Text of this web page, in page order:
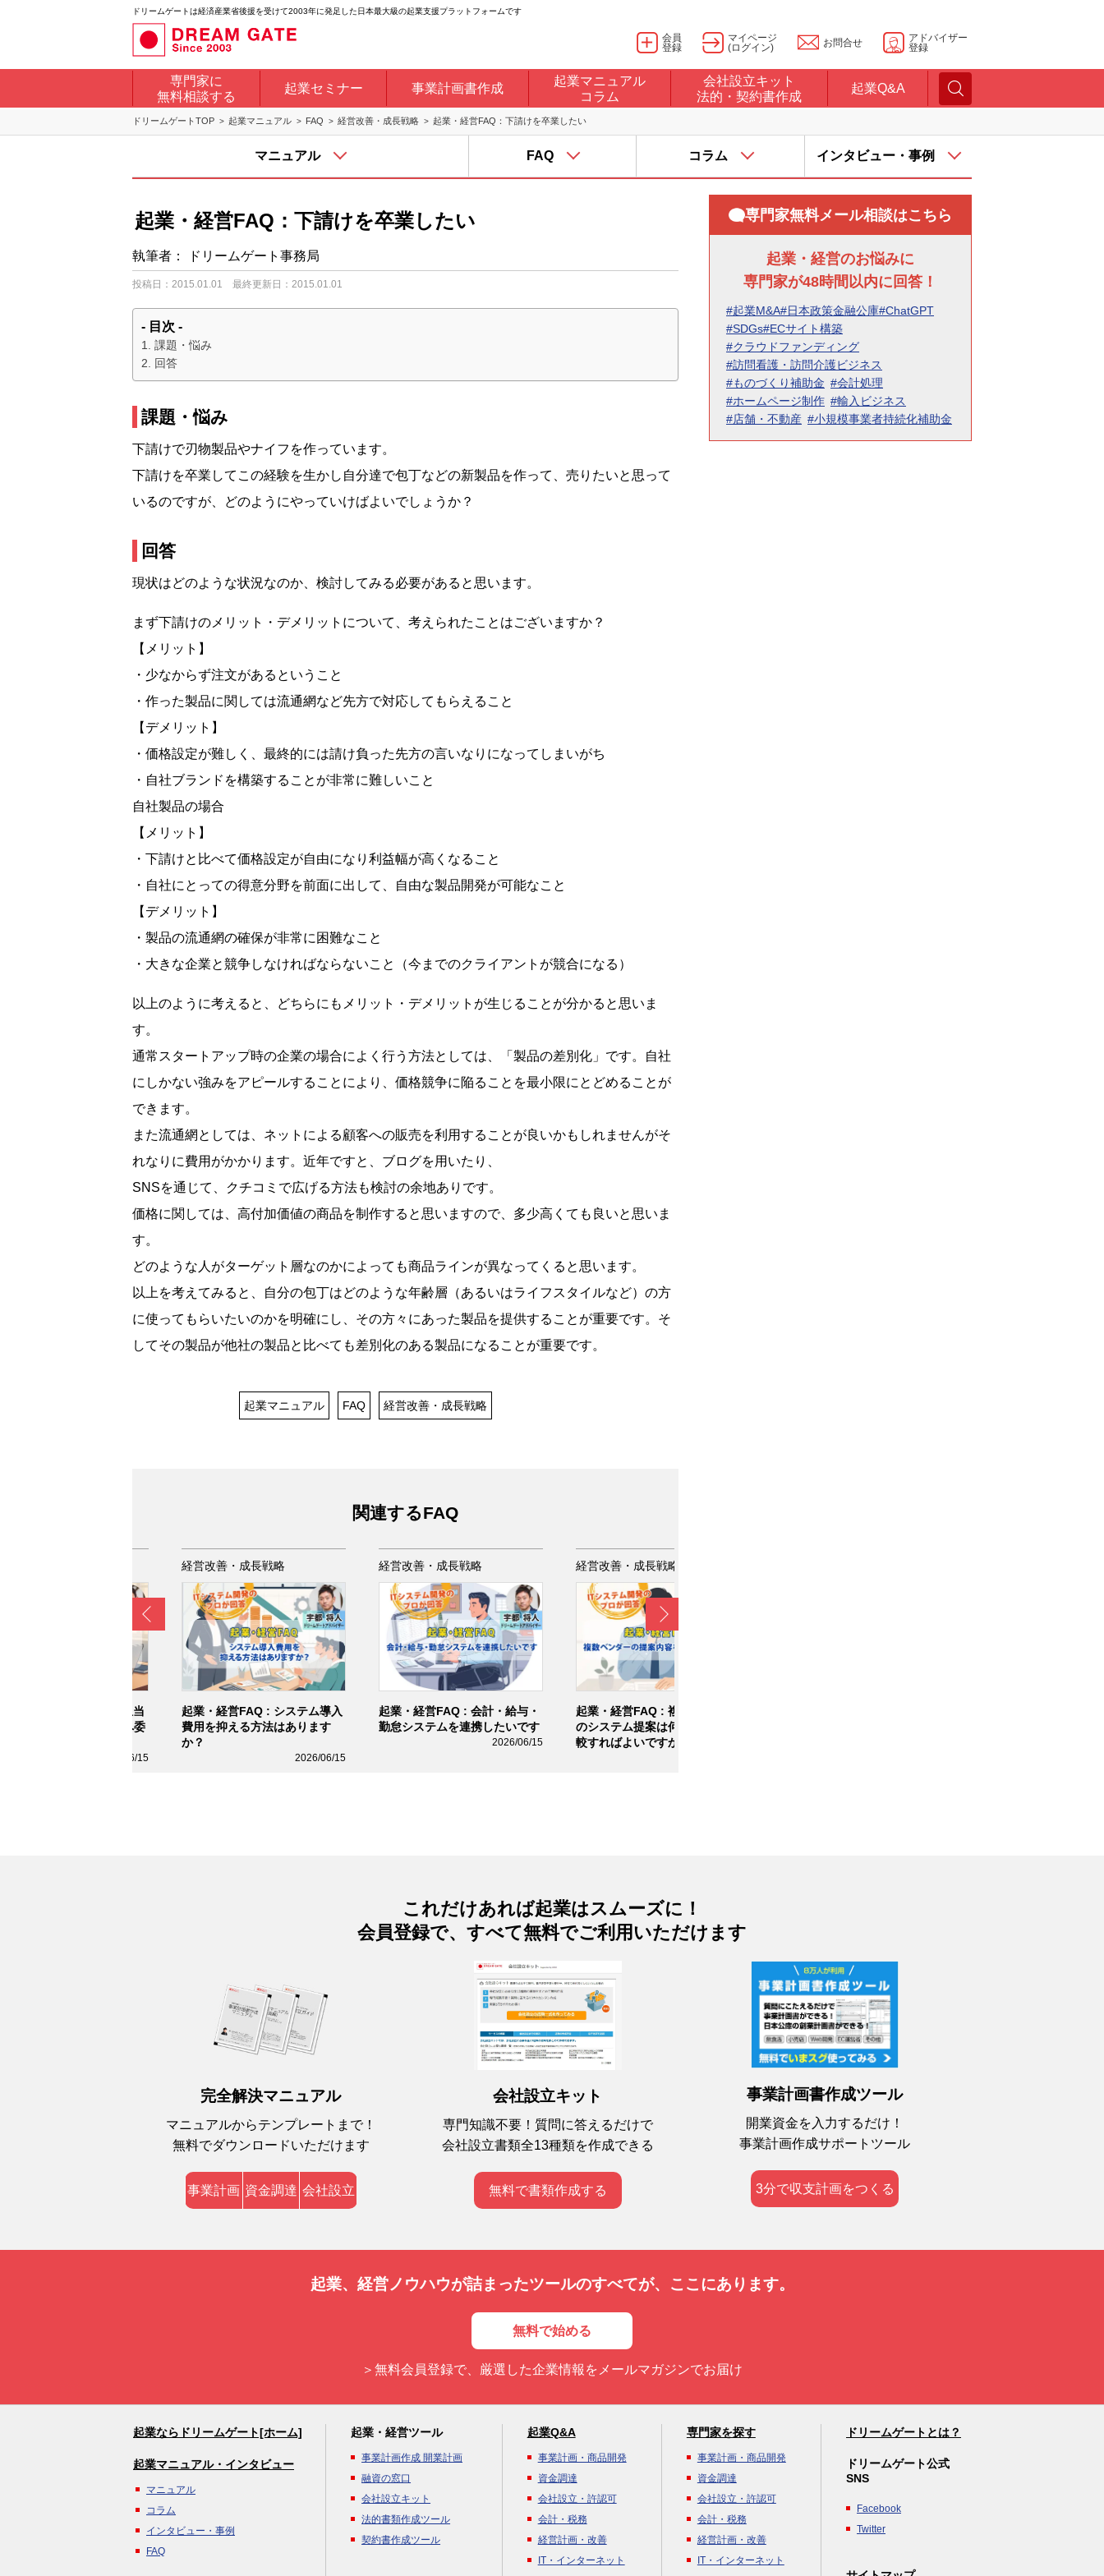
ドリームゲートは経済産業省後援を受けて2003年に発足した日本最大級の起業支援プラットフォームです
会員
登録
マイページ
(ログイン)
お問合せ
アドバイザー
登録
専門家に
無料相談する
起業セミナー 事業計画書作成
起業マニュアル
コラム
会社設立キット
法的・契約書作成
起業Q&A
ドリームゲートTOP 起業マニュアル FAQ 経営改善・成長戦略 起業・経営FAQ：下請けを卒業したい
マニュアル FAQ コラム インタビュー・事例
起業・経営FAQ：下請けを卒業したい
執筆者： ドリームゲート事務局
投稿日：2015.01.01 最終更新日：2015.01.01
- 目次 -
課題・悩み
回答
課題・悩み
下請けで刃物製品やナイフを作っています。
下請けを卒業してこの経験を生かし自分達で包丁などの新製品を作って、売りたいと思って
いるのですが、どのようにやっていけばよいでしょうか？
回答
現状はどのような状況なのか、検討してみる必要があると思います。
まず下請けのメリット・デメリットについて、考えられたことはございますか？
【メリット】
・少なからず注文があるということ
・作った製品に関しては流通網など先方で対応してもらえること
【デメリット】
・価格設定が難しく、最終的には請け負った先方の言いなりになってしまいがち
・自社ブランドを構築することが非常に難しいこと
自社製品の場合
【メリット】
・下請けと比べて価格設定が自由になり利益幅が高くなること
・自社にとっての得意分野を前面に出して、自由な製品開発が可能なこと
【デメリット】
・製品の流通網の確保が非常に困難なこと
・大きな企業と競争しなければならないこと（今までのクライアントが競合になる）
以上のように考えると、どちらにもメリット・デメリットが生じることが分かると思いま
す。
通常スタートアップ時の企業の場合によく行う方法としては、「製品の差別化」です。自社
にしかない強みをアピールすることにより、価格競争に陥ることを最小限にとどめることが
できます。
また流通網としては、ネットによる顧客への販売を利用することが良いかもしれませんがそ
れなりに費用がかかります。近年ですと、ブログを用いたり、
SNSを通じて、クチコミで広げる方法も検討の余地ありです。
価格に関しては、高付加価値の商品を制作すると思いますので、多少高くても良いと思いま
す。
どのような人がターゲット層なのかによっても商品ラインが異なってくると思います。
以上を考えてみると、自分の包丁はどのような年齢層（あるいはライフスタイルなど）の方
に使ってもらいたいのかを明確にし、その方々にあった製品を提供することが重要です。そ
してその製品が他社の製品と比べても差別化のある製品になることが重要です。
起業マニュアル FAQ 経営改善・成長戦略
関連するFAQ
・経営FAQ : 社内でIT担当
採用するべきか、外部へ委
2026/06/15
経営改善・成長戦略
起業・経営FAQ : システム導入
費用を抑える方法はあります
か？
2026/06/15
経営改善・成長戦略
起業・経営FAQ : 会計・給与・
勤怠システムを連携したいです
2026/06/15
経営改善・成長戦略
起業・経営FAQ : 複数ベンダー
のシステム提案は何を基準に比
較すればよいですか？
専門家無料メール相談はこちら
起業・経営のお悩みに
専門家が48時間以内に回答！
#起業M&A#日本政策金融公庫#ChatGPT
#SDGs#ECサイト構築
#クラウドファンディング
#訪問看護・訪問介護ビジネス
#ものづくり補助金 #会計処理
#ホームページ制作 #輸入ビジネス
#店舗・不動産 #小規模事業者持続化補助金
これだけあれば起業はスムーズに！
会員登録で、すべて無料でご利用いただけます
完全解決マニュアル
マニュアルからテンプレートまで！
無料でダウンロードいただけます
事業計画 資金調達 会社設立
会社設立キット
専門知識不要！質問に答えるだけで
会社設立書類全13種類を作成できる
無料で書類作成する
事業計画書作成ツール
開業資金を入力するだけ！
事業計画作成サポートツール
3分で収支計画をつくる
起業、経営ノウハウが詰まったツールのすべてが、 ここにあります。
無料で始める
＞無料会員登録で、厳選した企業情報をメールマガジンでお届け
起業ならドリームゲート[ホーム]
起業マニュアル・インタビュー
マニュアル
コラム
インタビュー・事例
FAQ
起業・経営ツール
事業計画作成 開業計画
融資の窓口
会社設立キット
法的書類作成ツール
契約書作成ツール
起業Q&A
事業計画・商品開発
資金調達
会社設立・許認可
会計・税務
経営計画・改善
IT・インターネット
専門家を探す
事業計画・商品開発
資金調達
会社設立・許認可
会計・税務
経営計画・改善
IT・インターネット
ドリームゲートとは？
ドリームゲート公式
SNS
Facebook
Twitter